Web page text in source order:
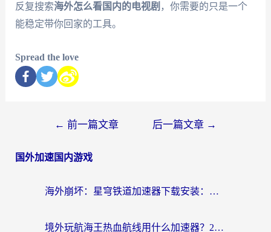
反复搜索海外怎么看国内的电视剧 ，你需要的只是一个
能稳定带你回家的工具。
Spread the love
← 前一篇文章 后一篇文章 →
国外加速国内游戏
海外崩坏：星穹铁道加速器下载安装：一份给游子的终极网络指南
境外玩航海王热血航线用什么加速器？2026海外玩家实测最优方案（附欧洲问道堡垒前线加速技巧）